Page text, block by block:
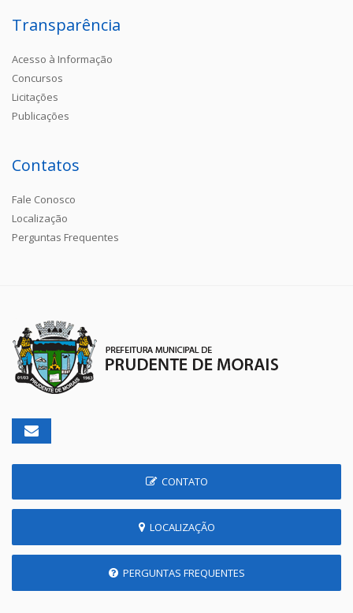
Transparência
Acesso à Informação
Concursos
Licitações
Publicações
Contatos
Fale Conosco
Localização
Perguntas Frequentes
CONTATO
LOCALIZAÇÃO
PERGUNTAS FREQUENTES